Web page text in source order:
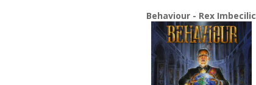
Behaviour - Rex Imbecilic